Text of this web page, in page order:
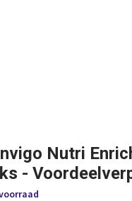
Nutri
-